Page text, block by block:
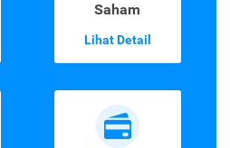
Saham
Lihat Detail